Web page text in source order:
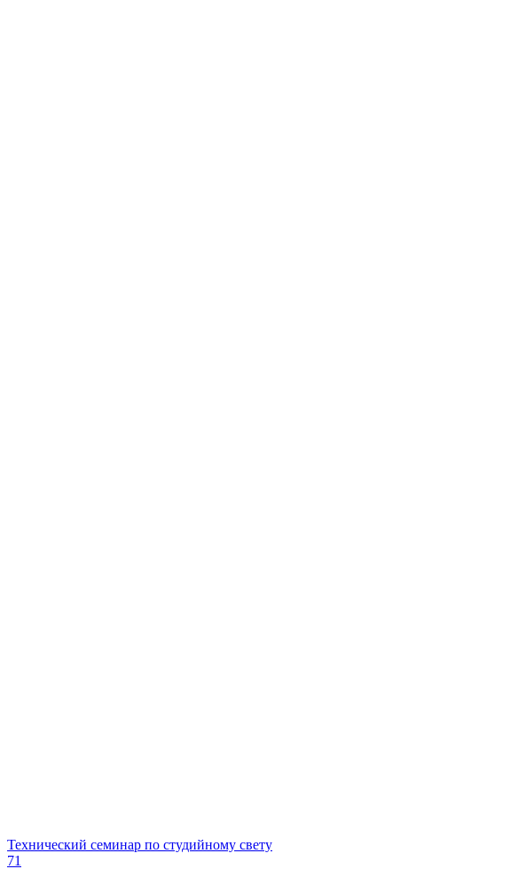
Технический семинар по студийному свету
71